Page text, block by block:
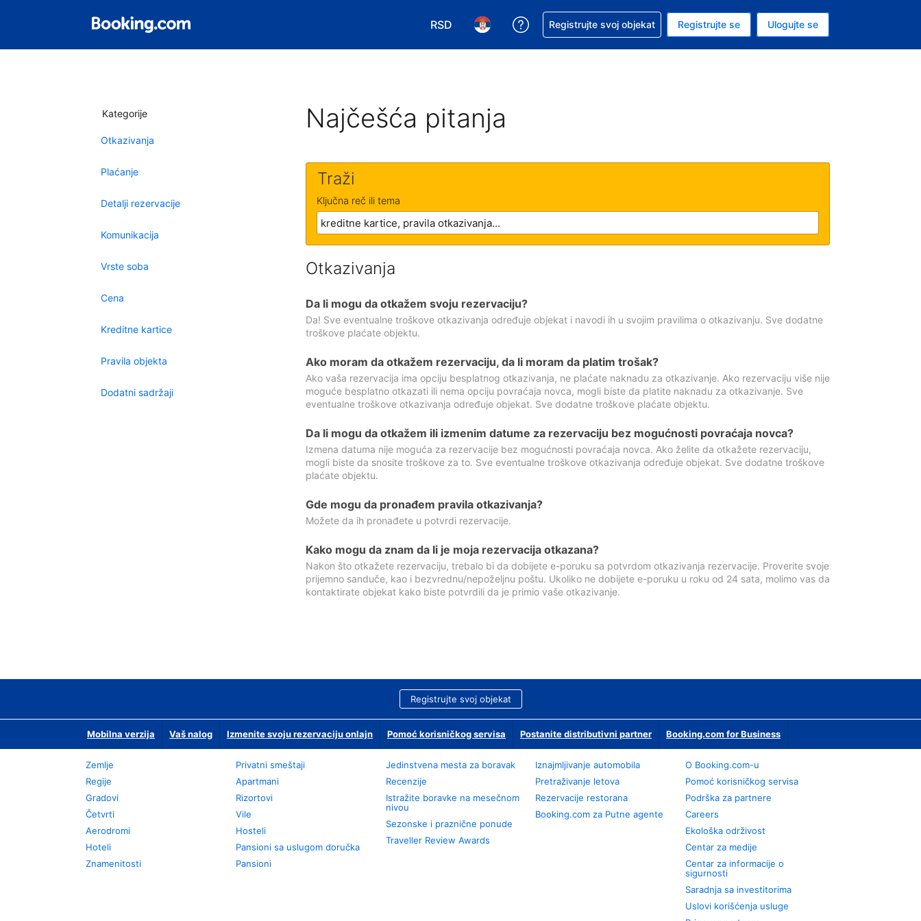
RSD
Izaberite valutu. Vaša trenutna valuta je dinar
Izaberite jezik. Vaš trenutni jezik je Srpskom
Zatražite pomoć u vezi sa rezervacijom
Registrujte svoj objekat Registrujte se Ulogujte se
Kategorije
Otkazivanja
Plaćanje
Detalji rezervacije
Komunikacija
Vrste soba
Cena
Kreditne kartice
Pravila objekta
Dodatni sadržaji
Najčešća pitanja
Traži
Ključna reč ili tema
Otkazivanja
Da li mogu da otkažem svoju rezervaciju?
Da! Sve eventualne troškove otkazivanja određuje objekat i navodi ih u svojim pravilima o otkazivanju. Sve dodatne
troškove plaćate objektu.
Ako moram da otkažem rezervaciju, da li moram da platim trošak?
Ako vaša rezervacija ima opciju besplatnog otkazivanja, ne plaćate naknadu za otkazivanje. Ako rezervaciju više nije
moguće besplatno otkazati ili nema opciju povraćaja novca, mogli biste da platite naknadu za otkazivanje. Sve
eventualne troškove otkazivanja određuje objekat. Sve dodatne troškove plaćate objektu.
Da li mogu da otkažem ili izmenim datume za rezervaciju bez mogućnosti povraćaja novca?
Izmena datuma nije moguća za rezervacije bez mogućnosti povraćaja novca. Ako želite da otkažete rezervaciju,
mogli biste da snosite troškove za to. Sve eventualne troškove otkazivanja određuje objekat. Sve dodatne troškove
plaćate objektu.
Gde mogu da pronađem pravila otkazivanja?
Možete da ih pronađete u potvrdi rezervacije.
Kako mogu da znam da li je moja rezervacija otkazana?
Nakon što otkažete rezervaciju, trebalo bi da dobijete e-poruku sa potvrdom otkazivanja rezervacije. Proverite svoje
prijemno sanduče, kao i bezvrednu/nepoželjnu poštu. Ukoliko ne dobijete e-poruku u roku od 24 sata, molimo vas da
kontaktirate objekat kako biste potvrdili da je primio vaše otkazivanje.
Registrujte svoj objekat
Mobilna verzija Vaš nalog Izmenite svoju rezervaciju onlajn Pomoć korisničkog servisa Postanite distributivni partner Booking.com for Business
Zemlje
Regije
Gradovi
Četvrti
Aerodromi
Hoteli
Znamenitosti
Privatni smeštaji
Apartmani
Rizortovi
Vile
Hosteli
Pansioni sa uslugom doručka
Pansioni
Jedinstvena mesta za boravak
Recenzije
Istražite boravke na mesečnom
nivou
Sezonske i praznične ponude
Traveller Review Awards
Iznajmljivanje automobila
Pretraživanje letova
Rezervacije restorana
Booking.com za Putne agente
О Booking.com-u
Pomoć korisničkog servisa
Podrška za partnere
Careers
Ekološka održivost
Centar za medije
Centar za informacije o
sigurnosti
Saradnja sa investitorima
Uslovi korišćenja usluge